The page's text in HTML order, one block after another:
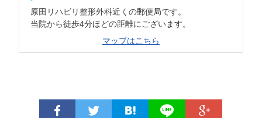
原田リハビリ整形外科近くの郵便局です。
当院から徒歩4分ほどの距離にございます。
マップはこちら